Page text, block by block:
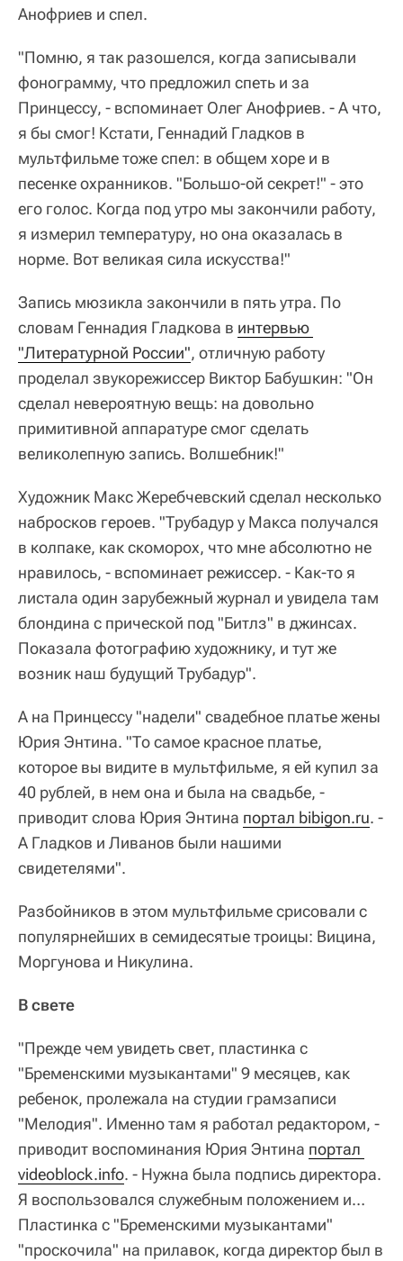
Анофриев и спел.
"Помню, я так разошелся, когда записывали
фонограмму, что предложил спеть и за
Принцессу, - вспоминает Олег Анофриев. - А что,
я бы смог! Кстати, Геннадий Гладков в
мультфильме тоже спел: в общем хоре и в
песенке охранников. "Большо-ой секрет!" - это
его голос. Когда под утро мы закончили работу,
я измерил температуру, но она оказалась в
норме. Вот великая сила искусства!"
Запись мюзикла закончили в пять утра. По
словам Геннадия Гладкова в интервью
"Литературной России", отличную работу
проделал звукорежиссер Виктор Бабушкин: "Он
сделал невероятную вещь: на довольно
примитивной аппаратуре смог сделать
великолепную запись. Волшебник!"
Художник Макс Жеребчевский сделал несколько
набросков героев. "Трубадур у Макса получался
в колпаке, как скоморох, что мне абсолютно не
нравилось, - вспоминает режиссер. - Как-то я
листала один зарубежный журнал и увидела там
блондина с прической под "Битлз" в джинсах.
Показала фотографию художнику, и тут же
возник наш будущий Трубадур".
А на Принцессу "надели" свадебное платье жены
Юрия Энтина. "То самое красное платье,
которое вы видите в мультфильме, я ей купил за
40 рублей, в нем она и была на свадьбе, -
приводит слова Юрия Энтина портал bibigon.ru. -
А Гладков и Ливанов были нашими
свидетелями".
Разбойников в этом мультфильме срисовали с
популярнейших в семидесятые троицы: Вицина,
Моргунова и Никулина.
В свете
"Прежде чем увидеть свет, пластинка с
"Бременскими музыкантами" 9 месяцев, как
ребенок, пролежала на студии грамзаписи
"Мелодия". Именно там я работал редактором, -
приводит воспоминания Юрия Энтина портал
videoblock.info. - Нужна была подпись директора.
Я воспользовался служебным положением и…
Пластинка с "Бременскими музыкантами"
"проскочила" на прилавок, когда директор был в